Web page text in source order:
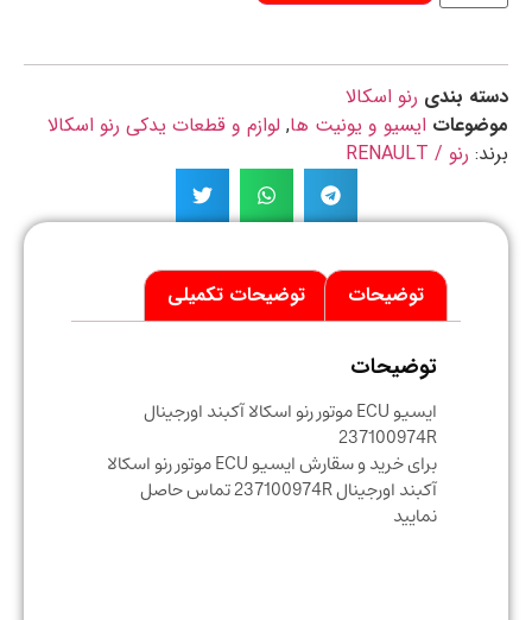
بندی رنو اسکالا
ایسیو و یونیت ها,لوازم و قطعات یدکی رنو اسکالا
رنو / RENAULT
توضیحات توضیحات تکمیلی
توضیحات
ایسیو ECU موتور رنو اسکالا آکبند اورجینال
237100974R
برای خرید و سقارش ایسیو ECU موتور رنو اسکالا
آکبند اورجینال 237100974R تماس حاصل
نمایید